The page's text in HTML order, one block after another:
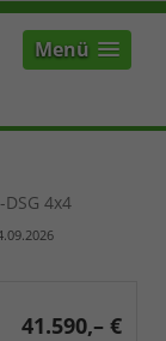
Menü
4x4
41.590,– €